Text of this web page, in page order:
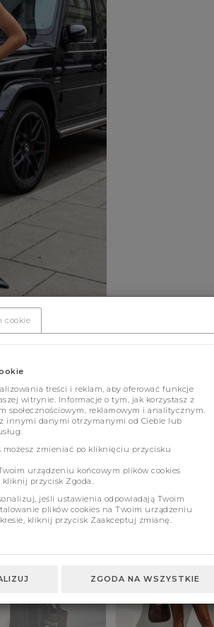
cookie
treści i reklam, aby oferować funkcje
witrynie. Informacje o tym, jak korzystasz z
społecznościowym, reklamowym i analitycznym.
innymi danymi otrzymanymi od Ciebie lub
możesz zmieniać po kliknięciu przycisku
urządzeniu końcowym plików cookies
przycisk Zgoda.
jeśli ustawienia odpowiadają Twoim
plików cookies na Twoim urządzeniu
kliknij przycisk Zaakceptuj zmianę.
ZGODA NA WSZYSTKIE